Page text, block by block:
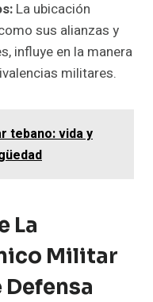
La ubicación
sus alianzas y
influye en la manera
militares.
tebano: vida y
La
Militar
Defensa